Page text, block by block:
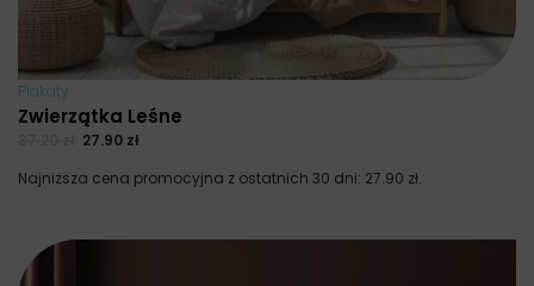
Plakaty
Zwierzątka Leśne
27.90 zł
Najniższa cena promocyjna z ostatnich 30 dni: 27.90 zł.